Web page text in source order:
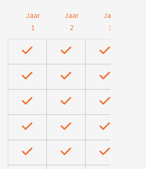
Jaar
1
Jaar
2
Jaar
3